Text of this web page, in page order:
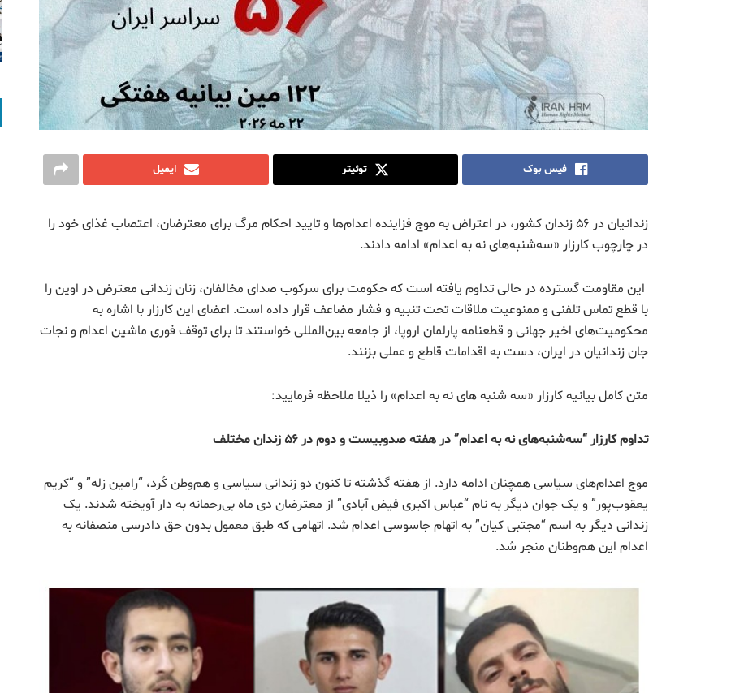
فیس بوک توئیتر ایمیل
زندانیان در ۵۶ زندان کشور، در اعتراض به موج فزاینده اعدام‌ها و تایید احکام مرگ برای معترضان، اعتصاب غذای خود را
در چارچوب کارزار «سه‌شنبه‌های نه به اعدام» ادامه دادند.
این مقاومت گسترده در حالی تداوم یافته است که حکومت برای سرکوب صدای مخالفان، زنان زندانی معترض در اوین را
با قطع تماس تلفنی و ممنوعیت ملاقات تحت تنبیه و فشار مضاعف قرار داده است. اعضای این کارزار با اشاره به
محکومیت‌های اخیر جهانی و قطعنامه پارلمان اروپا، از جامعه بین‌المللی خواستند تا برای توقف فوری ماشین اعدام و نجات
جان زندانیان در ایران، دست به اقدامات قاطع و عملی بزنند.
متن کامل بیانیه کارزار «سه شنبه های نه به اعدام» را ذیلا ملاحظه فرمایید:
تداوم کارزار “سه‌شنبه‌های نه ‌به اعدام” در هفته صدوبیست و دوم در ۵۶ زندان مختلف
موج اعدام‌های سیاسی همچنان ادامه دارد. از هفته گذشته تا کنون دو زندانی سیاسی و هم‌وطن کُرد، “رامین زله” و “کریم
یعقوب‌پور” و یک جوان دیگر به نام “عباس اکبری فیض آبادی” از معترضان دی ماه بی‌رحمانه به دار آویخته شدند. یک
زندانی دیگر به اسم “مجتبی کیان” به اتهام جاسوسی اعدام شد. اتهامی که طبق معمول بدون حق دادرسی منصفانه به
اعدام این هم‌وطنان منجر شد.